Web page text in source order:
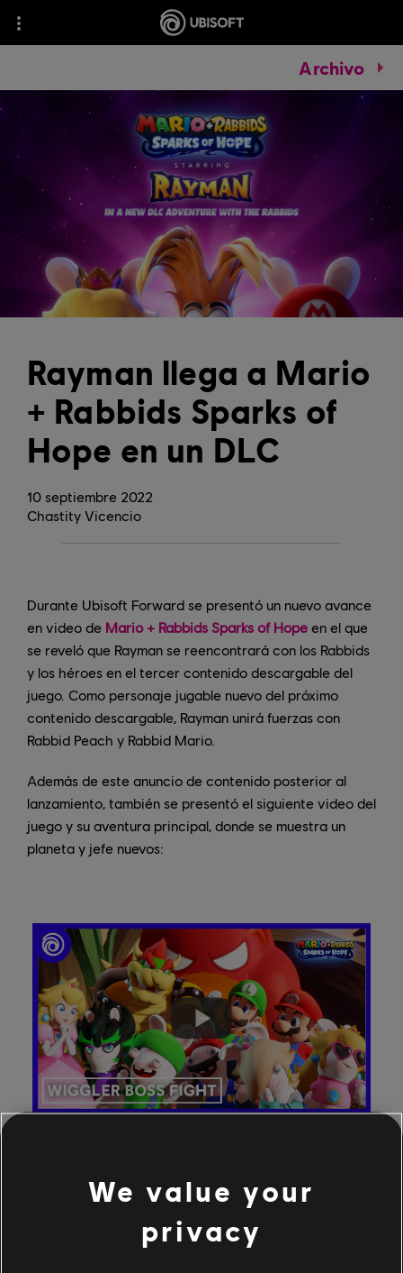
Archivo
10 septiembre 2022
Rayman llega a Mario
+ Rabbids Sparks of
Hope en un DLC
Chastity Vicencio
Durante Ubisoft Forward se presentó un nuevo avance
en video de Mario + Rabbids Sparks of Hope en el que
se reveló que Rayman se reencontrará con los Rabbids
y los héroes en el tercer contenido descargable del
juego. Como personaje jugable nuevo del próximo
contenido descargable, Rayman unirá fuerzas con
Rabbid Peach y Rabbid Mario.
Además de este anuncio de contenido posterior al
lanzamiento, también se presentó el siguiente video del
juego y su aventura principal, donde se muestra un
planeta y jefe nuevos:
En este video del juego en acción, Mario y sus amigos
destruya el colorido planeta de Terraflora. Para
We value your
privacy